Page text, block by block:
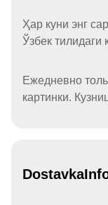
Ҳар куни энг
Ўзбек тилидаги
Ежедневно
картинки.